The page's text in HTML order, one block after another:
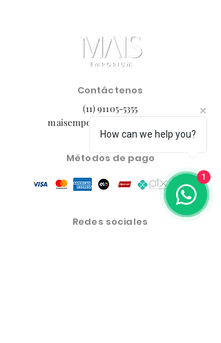
Contáctenos
(11) 91105-5355
maisemporium@hotmail.com
Métodos de pago
Redes sociales
How can we help you?
1